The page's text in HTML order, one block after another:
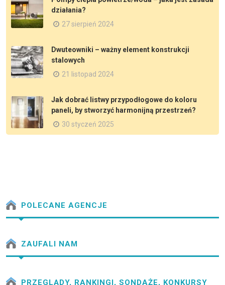
działania?
27 sierpień 2024
Dwuteowniki – ważny element konstrukcji
stalowych
21 listopad 2024
Jak dobrać listwy przypodłogowe do koloru
paneli, by stworzyć harmonijną przestrzeń?
30 styczeń 2025
POLECANE AGENCJE
ZAUFALI NAM
PRZEGLĄDY, RANKINGI, SONDAŻE, KONKURSY